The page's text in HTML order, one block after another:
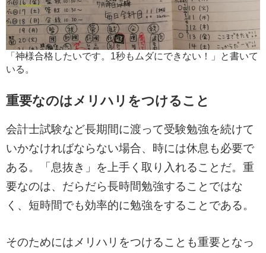
「神様合格したいです。1秒もムダにできない！」と書いて
いる。
重要なのはメリハリをつけること
会計士試験など長期間に渡って受験勉強を続けて
いかなければならない場合、時には休息も必要で
ある。「息抜き」を上手く取り入れることだ。重
要なのは、だらだら長時間勉強することではな
く、短時間でも効率的に勉強をすることである。
そのためにはメリハリをつけることも重要となっ